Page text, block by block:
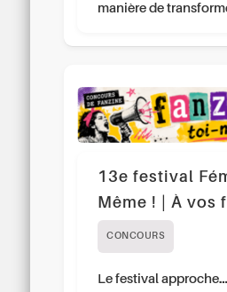
manière de
13e festival
Même ! | À vos
CONCOURS
Le festival